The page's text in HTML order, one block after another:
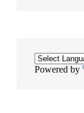
Powered by